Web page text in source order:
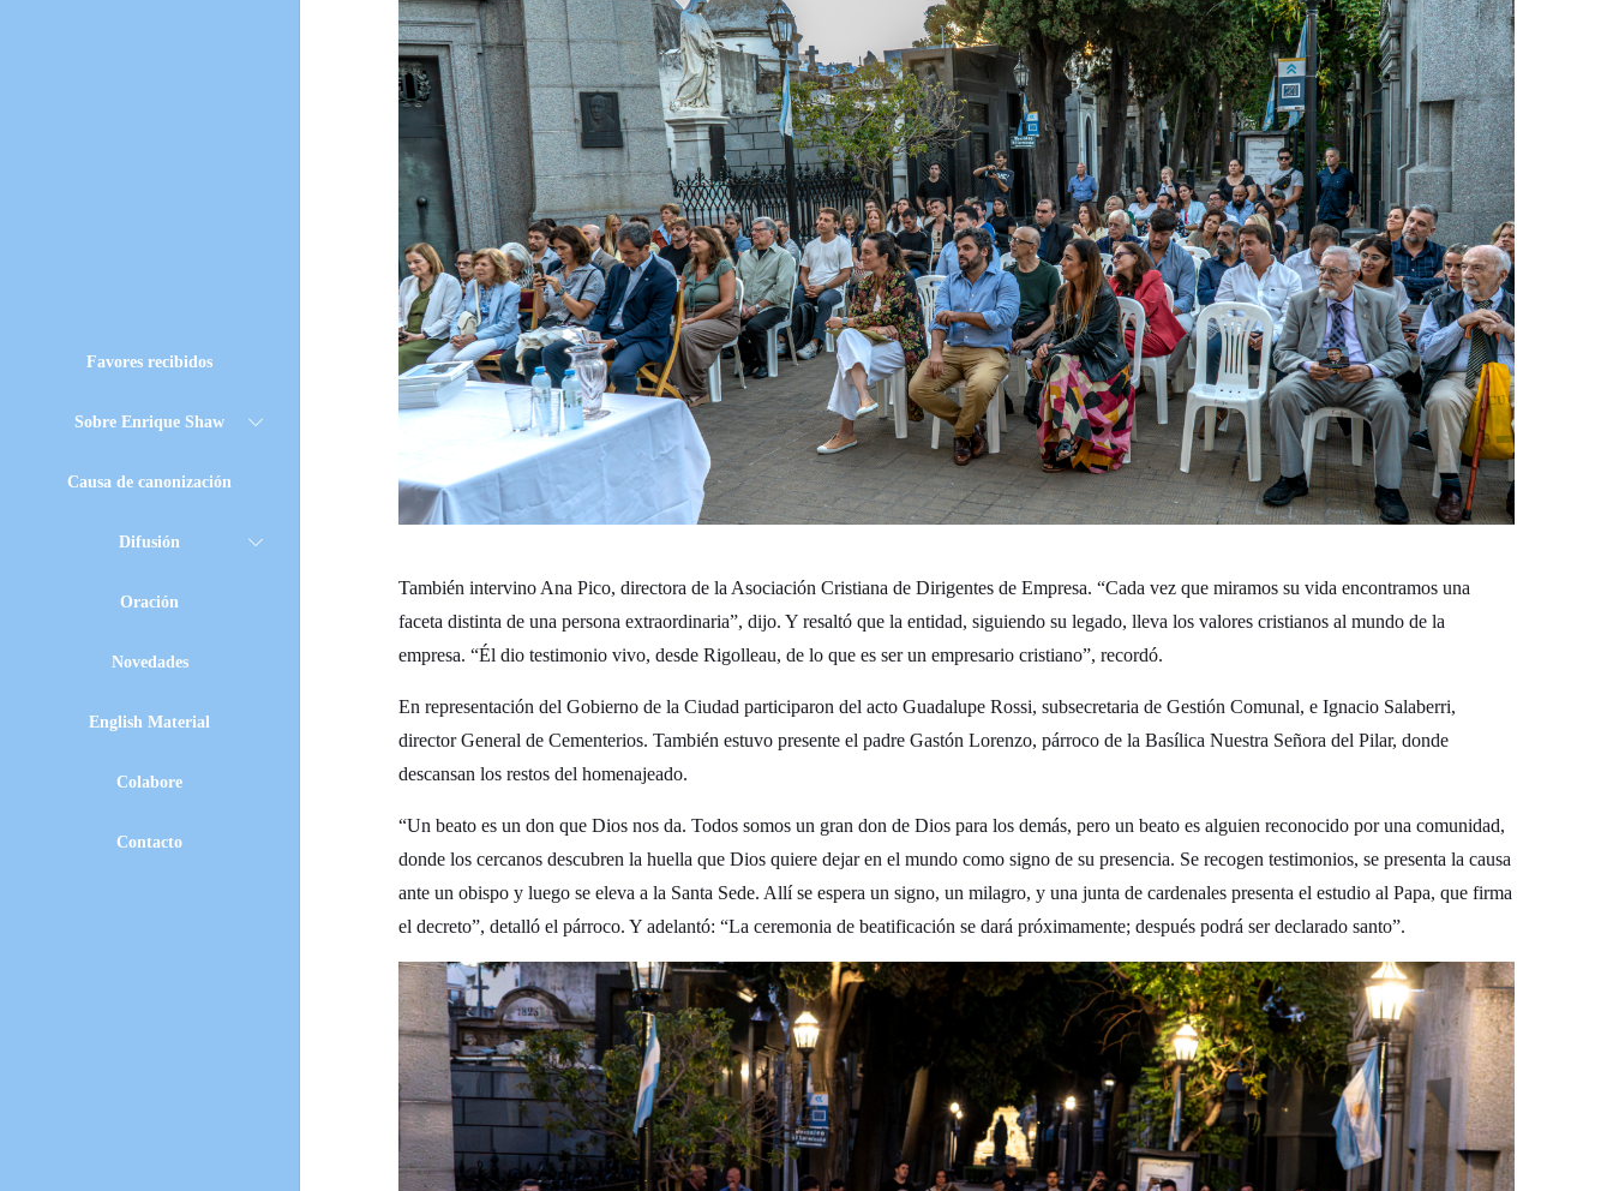
Favores recibidos
Sobre Enrique Shaw
Causa de canonización
Difusión
Oración
Novedades
English Material
Colabore
Contacto
También intervino Ana Pico, directora de la Asociación Cristiana de Dirigentes de Empresa. “Cada vez que miramos su vida encontramos una
faceta distinta de una persona extraordinaria”, dijo. Y resaltó que la entidad, siguiendo su legado, lleva los valores cristianos al mundo de la
empresa. “Él dio testimonio vivo, desde Rigolleau, de lo que es ser un empresario cristiano”, recordó.
En representación del Gobierno de la Ciudad participaron del acto Guadalupe Rossi, subsecretaria de Gestión Comunal, e Ignacio Salaberri,
director General de Cementerios. También estuvo presente el padre Gastón Lorenzo, párroco de la Basílica Nuestra Señora del Pilar, donde
descansan los restos del homenajeado.
“Un beato es un don que Dios nos da. Todos somos un gran don de Dios para los demás, pero un beato es alguien reconocido por una comunidad,
donde los cercanos descubren la huella que Dios quiere dejar en el mundo como signo de su presencia. Se recogen testimonios, se presenta la causa
ante un obispo y luego se eleva a la Santa Sede. Allí se espera un signo, un milagro, y una junta de cardenales presenta el estudio al Papa, que firma
el decreto”, detalló el párroco. Y adelantó: “La ceremonia de beatificación se dará próximamente; después podrá ser declarado santo”.